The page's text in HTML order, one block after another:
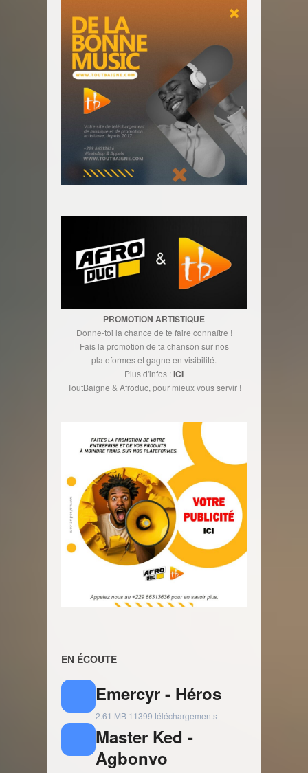
PROMOTION ARTISTIQUE
Donne-toi la chance de te faire connaître !
Fais la promotion de ta chanson sur nos
plateformes et gagne en visibilité.
Plus d'infos :ICI
ToutBaigne & Afroduc, pour mieux vous servir !
EN ÉCOUTE
Emercyr - Héros
2.61 MB 11399 téléchargements
Master Ked -
Agbonvo